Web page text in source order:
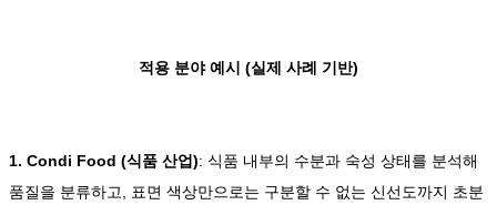
적용 분야 예시 (실제 사례 기반)
1. Condi Food (식품 산업): 식품 내부의 수분과 숙성 상태를 분석해
품질을 분류하고, 표면 색상만으로는 구분할 수 없는 신선도까지 초분